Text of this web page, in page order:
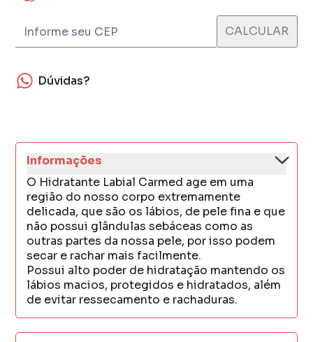
Dúvidas?
Informações
O Hidratante Labial Carmed age em uma
região do nosso corpo extremamente
delicada, que são os lábios, de pele fina e que
não possui glândulas sebáceas como as
outras partes da nossa pele, por isso podem
secar e rachar mais facilmente.
Possui alto poder de hidratação mantendo os
lábios macios, protegidos e hidratados, além
de evitar ressecamento e rachaduras.